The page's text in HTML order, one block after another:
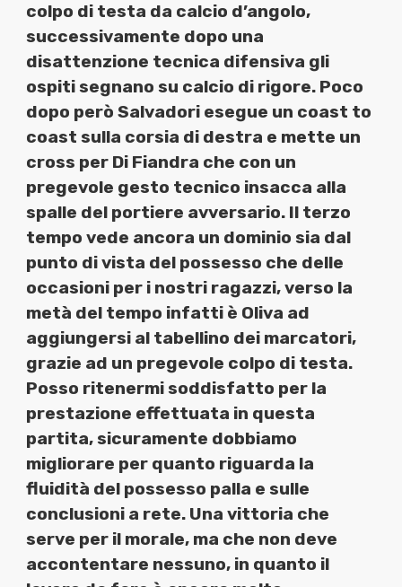
colpo di testa da calcio d’angolo,
successivamente dopo una
disattenzione tecnica difensiva gli
ospiti segnano su calcio di rigore. Poco
dopo però Salvadori esegue un coast to
coast sulla corsia di destra e mette un
cross per Di Fiandra che con un
pregevole gesto tecnico insacca alla
spalle del portiere avversario. Il terzo
tempo vede ancora un dominio sia dal
punto di vista del possesso che delle
occasioni per i nostri ragazzi, verso la
metà del tempo infatti è Oliva ad
aggiungersi al tabellino dei marcatori,
grazie ad un pregevole colpo di testa.
Posso ritenermi soddisfatto per la
prestazione effettuata in questa
partita, sicuramente dobbiamo
migliorare per quanto riguarda la
fluidità del possesso palla e sulle
conclusioni a rete. Una vittoria che
serve per il morale, ma che non deve
accontentare nessuno, in quanto il